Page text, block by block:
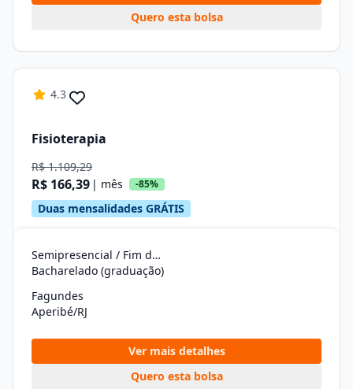
Quero esta bolsa
4.3
Fisioterapia
R$ 1.109,29
R$ 166,39 | mês -85%
Duas mensalidades GRÁTIS
Semipresencial / Fim de Semana
Bacharelado (graduação)
Fagundes
Aperibé/RJ
Ver mais detalhes
Quero esta bolsa